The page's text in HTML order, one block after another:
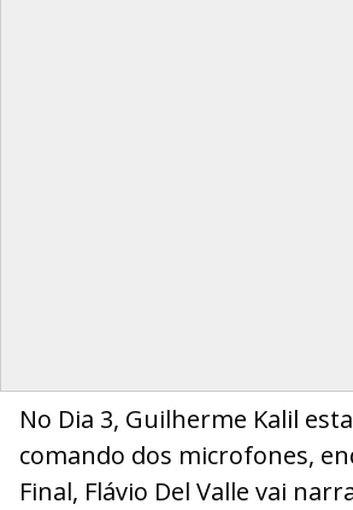
No Dia 3, Guilherme Kalil
comando dos microfones,
Final, Flávio Del Valle vai